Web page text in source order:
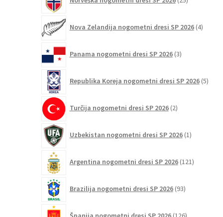
izdelkov
Nova Zelandija nogometni dresi SP 2026 4izdelki
Panama nogometni dresi SP 2026 3izdelki
Republika Koreja nogometni dresi SP 2026 5
Turčija nogometni dresi SP 2026 2izdelka
Uzbekistan nogometni dresi SP 2026 1izdelek
Argentina nogometni dresi SP 2026 121izdelkov
Brazilija nogometni dresi SP 2026 93izdelkov